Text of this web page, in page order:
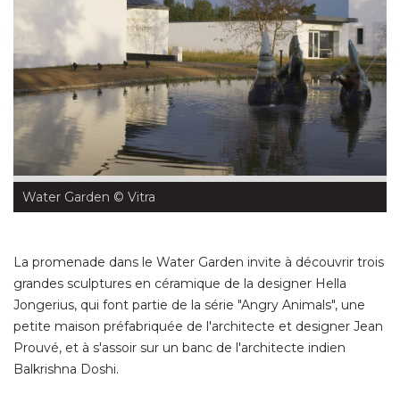
Water Garden © Vitra
La promenade dans le Water Garden invite à découvrir trois
grandes sculptures en céramique de la designer Hella
Jongerius, qui font partie de la série "Angry Animals", une
petite maison préfabriquée de l'architecte et designer Jean
Prouvé, et à s'assoir sur un banc de l'architecte indien
Balkrishna Doshi.